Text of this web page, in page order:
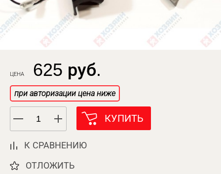
ЦЕНА 625 руб.
при авторизации цена ниже
КУПИТЬ
К СРАВНЕНИЮ
ОТЛОЖИТЬ